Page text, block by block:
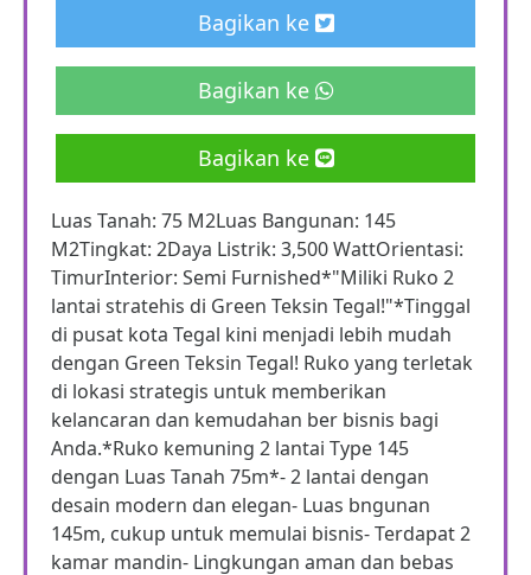
Bagikan ke
Bagikan ke
Bagikan ke
Luas Tanah: 75 M2Luas Bangunan: 145
M2Tingkat: 2Daya Listrik: 3,500 WattOrientasi:
TimurInterior: Semi Furnished*"Miliki Ruko 2
lantai stratehis di Green Teksin Tegal!"*Tinggal
di pusat kota Tegal kini menjadi lebih mudah
dengan Green Teksin Tegal! Ruko yang terletak
di lokasi strategis untuk memberikan
kelancaran dan kemudahan ber bisnis bagi
Anda.*Ruko kemuning 2 lantai Type 145
dengan Luas Tanah 75m*- 2 lantai dengan
desain modern dan elegan- Luas bngunan
145m, cukup untuk memulai bisnis- Terdapat 2
kamar mandin- Lingkungan aman dan bebas